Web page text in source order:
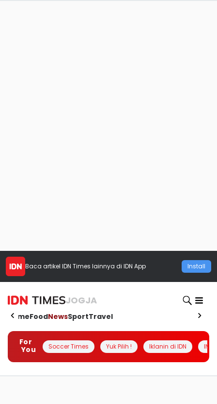
Baca artikel IDN Times lainnya di IDN App Install
JOGJA
HomeFoodNewsSportTravel
For
You
Soccer Times Yuk Pilih ! Iklanin di IDN